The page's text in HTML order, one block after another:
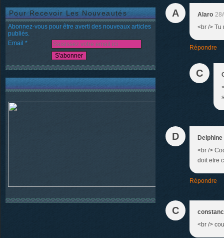
Pour Recevoir Les Nouveautés
Abonnez-vous pour être averti des nouveaux articles
publiés.
Email
A Alaro
<br /> Tu
Répondre
C
D
Delphine
<br />
doit etre
Répondre
C
<br />